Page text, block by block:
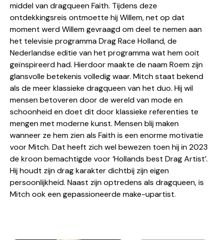
middel van dragqueen Faith. Tijdens deze
ontdekkingsreis ontmoette hij Willem, net op dat
moment werd Willem gevraagd om deel te nemen aan
het televisie programma Drag Race Holland, de
Nederlandse editie van het programma wat hem ooit
geïnspireerd had. Hierdoor maakte de naam Roem zijn
glansvolle betekenis volledig waar. Mitch staat bekend
als de meer klassieke dragqueen van het duo. Hij wil
mensen betoveren door de wereld van mode en
schoonheid en doet dit door klassieke referenties te
mengen met moderne kunst. Mensen blij maken
wanneer ze hem zien als Faith is een enorme motivatie
voor Mitch. Dat heeft zich wel bewezen toen hij in 2023
de kroon bemachtigde voor ‘Hollands best Drag Artist’.
Hij houdt zijn drag karakter dichtbij zijn eigen
persoonlijkheid. Naast zijn optredens als dragqueen, is
Mitch ook een gepassioneerde make-upartist.